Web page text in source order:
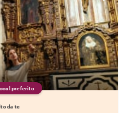
preferito
da te